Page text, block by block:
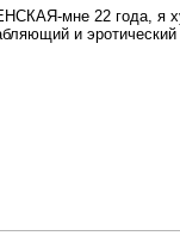
мне 22 года, я
и